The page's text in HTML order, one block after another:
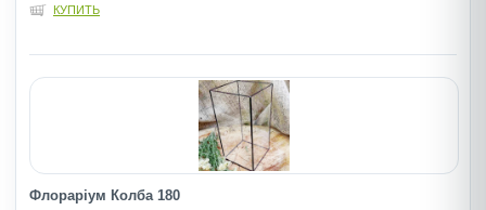
КУПИТЬ
Флорарiум Колба 180